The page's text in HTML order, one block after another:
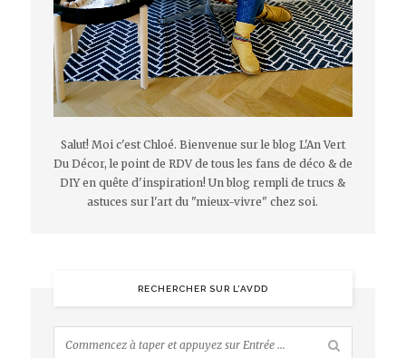
Salut! Moi c'est Chloé. Bienvenue sur le blog L'An Vert
Du Décor, le point de RDV de tous les fans de déco & de
DIY en quête d'inspiration! Un blog rempli de trucs &
astuces sur l'art du "mieux-vivre" chez soi.
RECHERCHER SUR L’AVDD